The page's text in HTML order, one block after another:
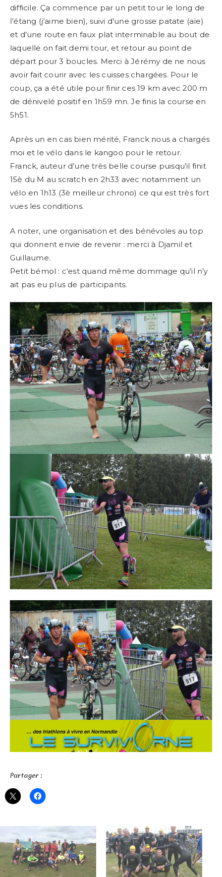
difficile. Ça commence par un petit tour le long de
l’étang (j’aime bien), suivi d’une grosse patate (aïe)
et d’une route en faux plat interminable au bout de
laquelle on fait demi tour, et retour au point de
départ pour 3 boucles. Merci à Jérémy de ne nous
avoir fait courir avec les cuisses chargées. Pour le
coup, ça a été utile pour finir ces 19 km avec 200 m
de dénivelé positif en 1h59 mn. Je finis la course en
5h51.
Après un en cas bien mérité, Franck nous a chargés
moi et le vélo dans le kangoo pour le retour.
Franck, auteur d’une très belle course puisqu’il finit
15è du M au scratch en 2h33 avec notamment un
vélo en 1h13 (3è meilleur chrono) ce qui est très fort
vues les conditions.
A noter, une organisation et des bénévoles au top
qui donnent envie de revenir : merci à Djamil et
Guillaume.
Petit bémol : c’est quand même dommage qu’il n’y
ait pas eu plus de participants.
Partager :